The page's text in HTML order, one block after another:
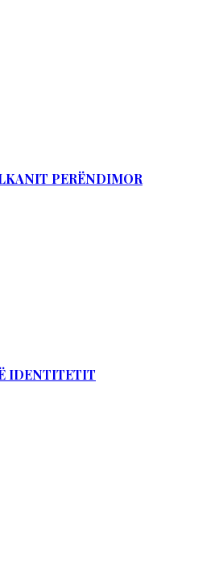
PERËNDIMOR
IDENTITETIT